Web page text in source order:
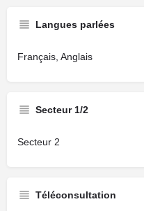
Langues parlées
Français, Anglais
Secteur 1/2
Secteur 2
Téléconsultation